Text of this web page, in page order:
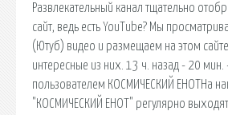
Развлекательный канал тщательно
сайт, ведь есть YouTube? Мы
(Ютуб) видео и размещаем на этом
интересные из них. 13 ч. назад - 20
пользователем КОСМИЧЕСКИЙ ЕНОТНа
"КОСМИЧЕСКИЙ ЕНОТ" регулярно